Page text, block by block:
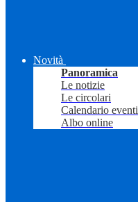
Novità
Panoramica
Le notizie
Le circolari
Calendario eventi
Albo online